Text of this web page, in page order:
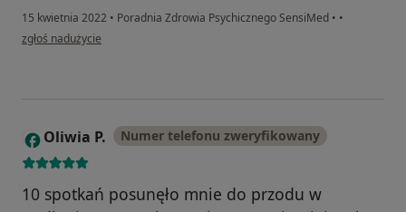
15 kwietnia 2022 • Poradnia Zdrowia Psychicznego SensiMed • •
w opinii użytkownika Piotr W.
zgłoś nadużycie
O Oliwia P. Numer telefonu zweryfikowany
10 spotkań posunęło mnie do przodu w